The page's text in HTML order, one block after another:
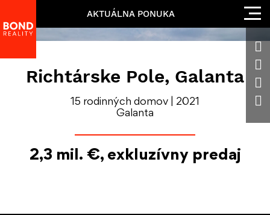
AKTUÁLNA PONUKA
Richtárske Pole, Galanta
15 rodinných domov | 2021
Galanta
2,3 mil. €, exkluzívny predaj